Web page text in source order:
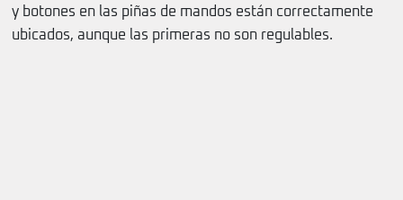
y botones en las piñas de mandos están correctamente
ubicados, aunque las primeras no son regulables.